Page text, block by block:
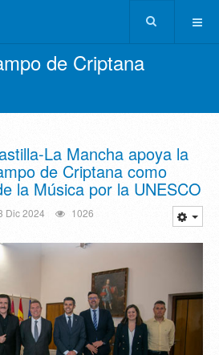
de Criptana
La Mancha apoya la
de Criptana como
la Música por la UNESCO
Dic 2024 1026